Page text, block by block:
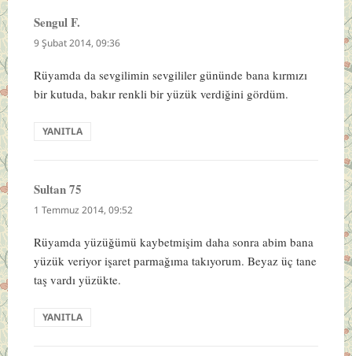
Sengul F.
ki:
9 Şubat 2014, 09:36
Rüyamda da sevgilimin sevgililer gününde bana kırmızı
bir kutuda, bakır renkli bir yüzük verdiğini gördüm.
YANITLA
Sultan 75
ki:
1 Temmuz 2014, 09:52
Rüyamda yüzüğümü kaybetmişim daha sonra abim bana
yüzük veriyor işaret parmağıma takıyorum. Beyaz üç tane
taş vardı yüzükte.
YANITLA